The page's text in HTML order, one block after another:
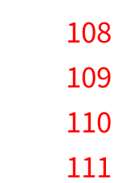
108
109
110
111